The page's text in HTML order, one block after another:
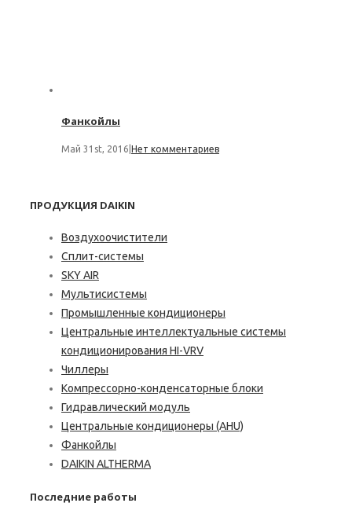
Фанкойлы
Май 31st, 2016 Нет комментариев
ПРОДУКЦИЯ DAIKIN
Воздухоочистители
Сплит-системы
SKY AIR
Мультисистемы
Промышленные кондиционеры
Центральные интеллектуальные системы
кондиционирования HI-VRV
Чиллеры
Компрессорно-конденсаторные блоки
Гидравлический модуль
Центральные кондиционеры (AHU)
Фанкойлы
DAIKIN ALTHERMA
Последние работы